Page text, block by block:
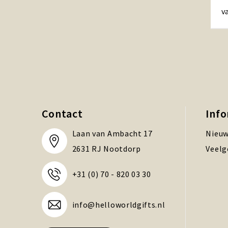
Contact
Laan van Ambacht 17
2631 RJ Nootdorp
+31 (0) 70 - 820 03 30
info@helloworldgifts.nl